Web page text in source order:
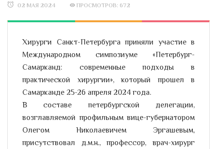
02 МАЯ 2024 ПРОСМОТРОВ: 672
Хирурги Санкт-Петербурга приняли участие в
Международном симпозиуме «Петербург-
Самарканд: современные подходы в
практической хирургии», который прошел в
Самарканде 25-26 апреля 2024 года.
В составе петербургской делегации,
возглавляемой профильным вице-губернатором
Олегом Николаевичем Эргашевым,
присутствовал д.м.н., профессор, врач-хирург